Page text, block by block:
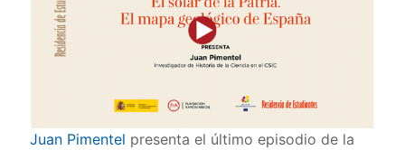
Juan Pimentel presenta el último episodio de la